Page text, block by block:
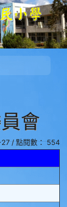
會
/ 點閱數： 554